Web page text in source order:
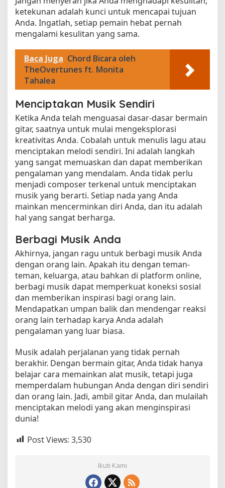
ketekunan adalah kunci untuk mencapai tujuan
Anda. Ingatlah, setiap pemain hebat pernah
mengalami kesulitan yang sama.
Baca Juga Chord Bicara oleh
TheOvertunes ft. Monita
Tahalea
Menciptakan Musik Sendiri
Ketika Anda telah menguasai dasar-dasar bermain
gitar, saatnya untuk mulai mengeksplorasi
kreativitas Anda. Cobalah untuk menulis lagu atau
menciptakan melodi sendiri. Ini adalah langkah
yang sangat memuaskan dan dapat memberikan
pengalaman yang mendalam. Anda tidak perlu
menjadi composer terkenal untuk menciptakan
musik yang berarti. Setiap nada yang Anda
mainkan mencerminkan diri Anda, dan itu adalah
hal yang sangat berharga.
Berbagi Musik Anda
Akhirnya, jangan ragu untuk berbagi musik Anda
dengan orang lain. Apakah itu dengan teman-
teman, keluarga, atau bahkan di platform online,
berbagi musik dapat memperkuat koneksi sosial
dan memberikan inspirasi bagi orang lain.
Mendapatkan umpan balik dan mendengar reaksi
orang lain terhadap karya Anda adalah
pengalaman yang luar biasa.
Musik adalah perjalanan yang tidak pernah
berakhir. Dengan bermain gitar, Anda tidak hanya
belajar cara memainkan alat musik, tetapi juga
memperdalam hubungan Anda dengan diri sendiri
dan orang lain. Jadi, ambil gitar Anda, dan mulailah
menciptakan melodi yang akan menginspirasi
dunia!
Post Views: 3,530
Ikuti Kami